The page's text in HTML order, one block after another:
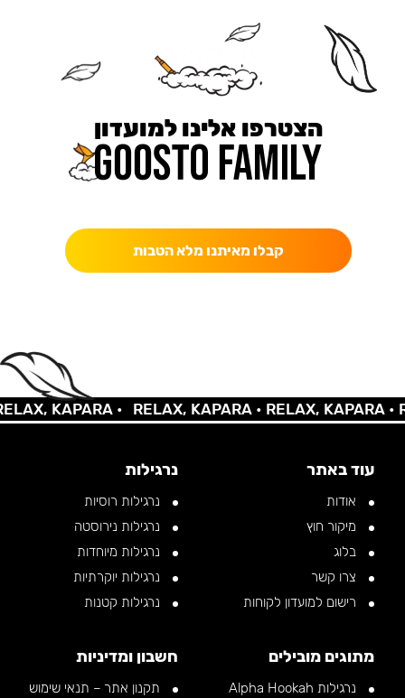
הצטרפו אלינו למועדון
קבלו מאיתנו מלא הטבות
KAPARA • RELAX, KAPARA •RELAX, KAPARA •
עוד באתר
אודות
מיקור חוץ
בלוג
צרו קשר
רישום למועדון לקוחות
נרגילות
נרגילות רוסיות
נרגילות נירוסטה
נרגילות מיוחדות
נרגילות יוקרתיות
נרגילות קטנות
מתוגים מובילים
נרגילות Alpha Hookah
חשבון ומדיניות
תקנון אתר – תנאי שימוש